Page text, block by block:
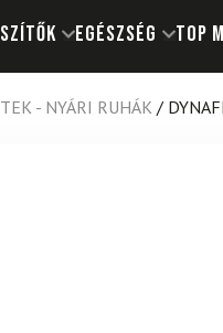
EGÉSZSÉG Top
- NYÁRI RUHÁK/